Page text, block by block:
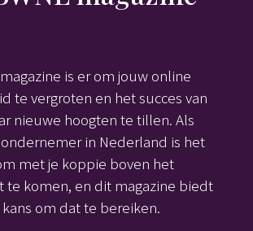
is er om jouw online
te vergroten en het succes van
nieuwe hoogten te tillen. Als
in Nederland is het
met je koppie boven het
te komen, en dit magazine biedt
om dat te bereiken.